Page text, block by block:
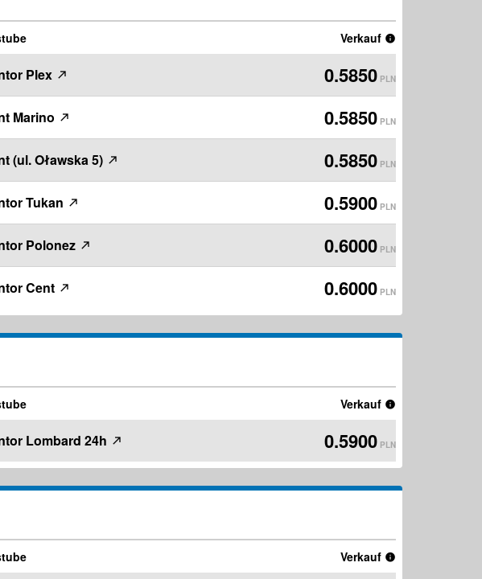
Verkauf
Plex 0.5850 PLN
Marino 0.5850 PLN
(ul. Oławska 5) 0.5850 PLN
Tukan 0.5900 PLN
Polonez 0.6000 PLN
Cent 0.6000 PLN
Verkauf
Lombard 24h 0.5900 PLN
Verkauf